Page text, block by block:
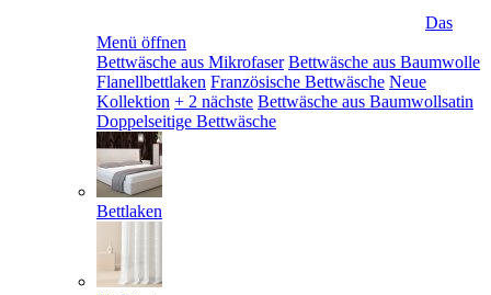
Das
Menü öffnen
Bettwäsche aus Mikrofaser Bettwäsche aus Baumwolle
Flanellbettlaken Französische Bettwäsche Neue
Kollektion + 2 nächste Bettwäsche aus Baumwollsatin
Doppelseitige Bettwäsche
Bettlaken